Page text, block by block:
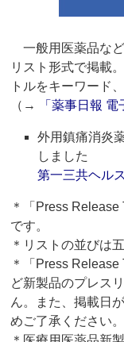
一般用医薬品な
リスト形式で掲載
トルをキーワード
（→
「薬事日報
外用鎮痛消炎
しました
第一三共ヘル
＊「Press
です。
＊リストの並びは
＊「Press
ど新製品のプレス
ん。また、掲載日
めご了承ください。